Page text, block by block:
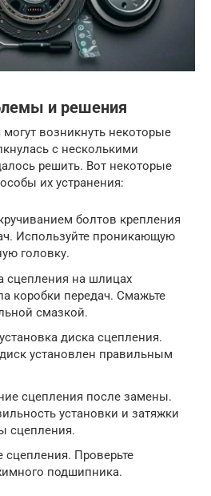
и решения
возникнуть некоторые
с несколькими
решить. Вот некоторые
их устранения:
болтов крепления
Используйте проникающую
головку.
сцепления на шлицах
коробки передач. Смажьте
смазкой.
диска сцепления.
установлен правильным
сцепления после замены.
установки и затяжки
сцепления.
сцепления. Проверьте
подшипника.